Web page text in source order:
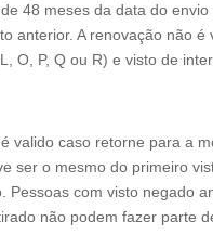
48 meses da data do
anterior. A renovação não
O, P, Q ou R) e visto de
valido caso retorne para a
ser o mesmo do primeiro
Pessoas com visto negado
não podem fazer parte